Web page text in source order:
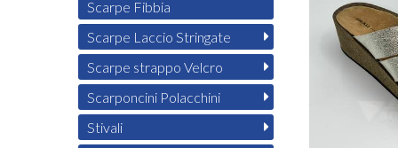
Scarpe Fibbia
Scarpe Laccio Stringate
Scarpe strappo Velcro
Scarponcini Polacchini
Stivali